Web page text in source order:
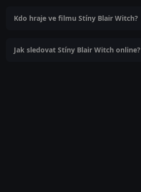
Kdo hraje ve filmu Stíny Blair Witch?
Jak sledovat Stíny Blair Witch online?